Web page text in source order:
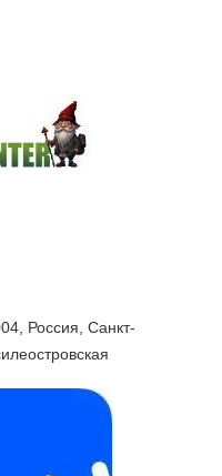
Россия, Санкт-